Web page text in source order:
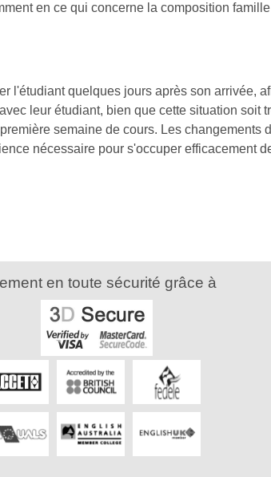
en ce qui concerne la composition
l'étudiant quelques jours après son arrivée,
leur étudiant, bien que cette situation soit
semaine de cours. Les changements
nécessaire pour s'occuper efficacement
en toute sécurité grâce à